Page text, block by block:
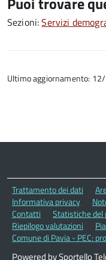
Sezioni:Servizi
Ultimo aggiornamento:
Trattamento dei dati
Informativa privacy
Contatti
Statistiche del
Riepilogo valutazioni
Comune di Pavia - PEC:
Powered by Sportello